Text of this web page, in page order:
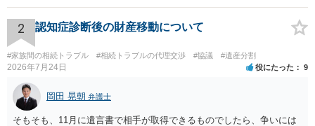
された書類のコピーを取得して、弁護士に面談で詳しい事情を話して
相談 されたら良いと思います。
2 認知症診断後の財産移動について
#家族間の相続トラブル #相続トラブルの代理交渉 #協議 #遺産分割
2026年7月24日 役にたった 9
岡田 晃朝 弁護士
そもそも、11月に遺言書で相手が取得できるものでしたら、争いには